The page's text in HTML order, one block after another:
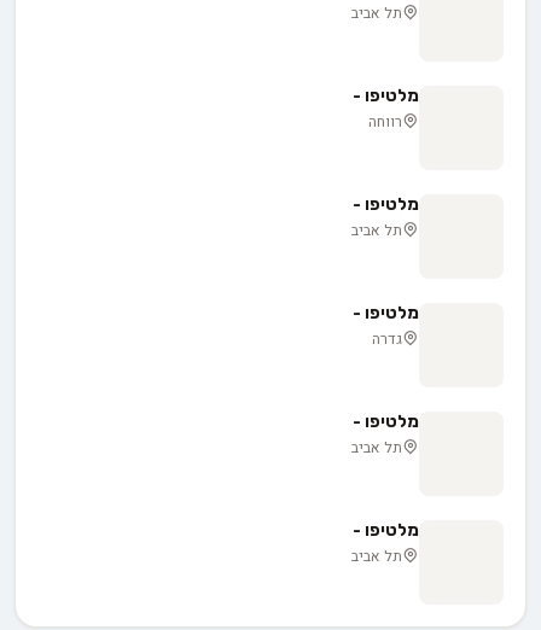
תל אביב
מלטיפו -
רווחה
מלטיפו -
תל אביב
מלטיפו -
גדרה
מלטיפו -
תל אביב
מלטיפו -
תל אביב